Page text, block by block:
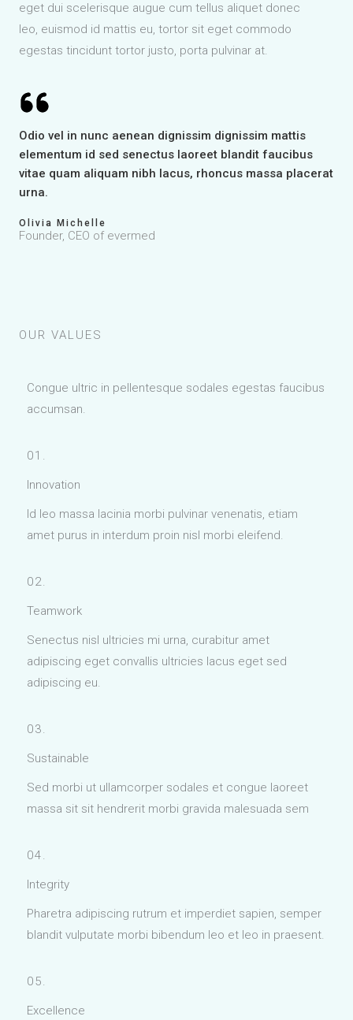
eget dui scelerisque augue cum tellus aliquet donec
leo, euismod id mattis eu, tortor sit eget commodo
egestas tincidunt tortor justo, porta pulvinar at.
Odio vel in nunc aenean dignissim dignissim mattis
elementum id sed senectus laoreet blandit faucibus
vitae quam aliquam nibh lacus, rhoncus massa placerat
urna.
Olivia Michelle
Founder, CEO of evermed
OUR VALUES
Congue ultric in pellentesque sodales egestas faucibus
accumsan.
01.
Innovation
Id leo massa lacinia morbi pulvinar venenatis, etiam
amet purus in interdum proin nisl morbi eleifend.
02.
Teamwork
Senectus nisl ultricies mi urna, curabitur amet
adipiscing eget convallis ultricies lacus eget sed
adipiscing eu.
03.
Sustainable
Sed morbi ut ullamcorper sodales et congue laoreet
massa sit sit hendrerit morbi gravida malesuada sem
04.
Integrity
Pharetra adipiscing rutrum et imperdiet sapien, semper
blandit vulputate morbi bibendum leo et leo in praesent.
05.
Excellence